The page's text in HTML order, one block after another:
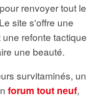
renvoyer tout le
site s'offre une
une refonte tactique
une beauté.
survitaminés, un
forum tout neuf,